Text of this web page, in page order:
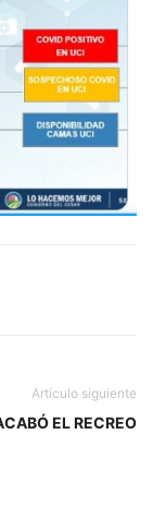
Artículo siguiente
EL RECREO